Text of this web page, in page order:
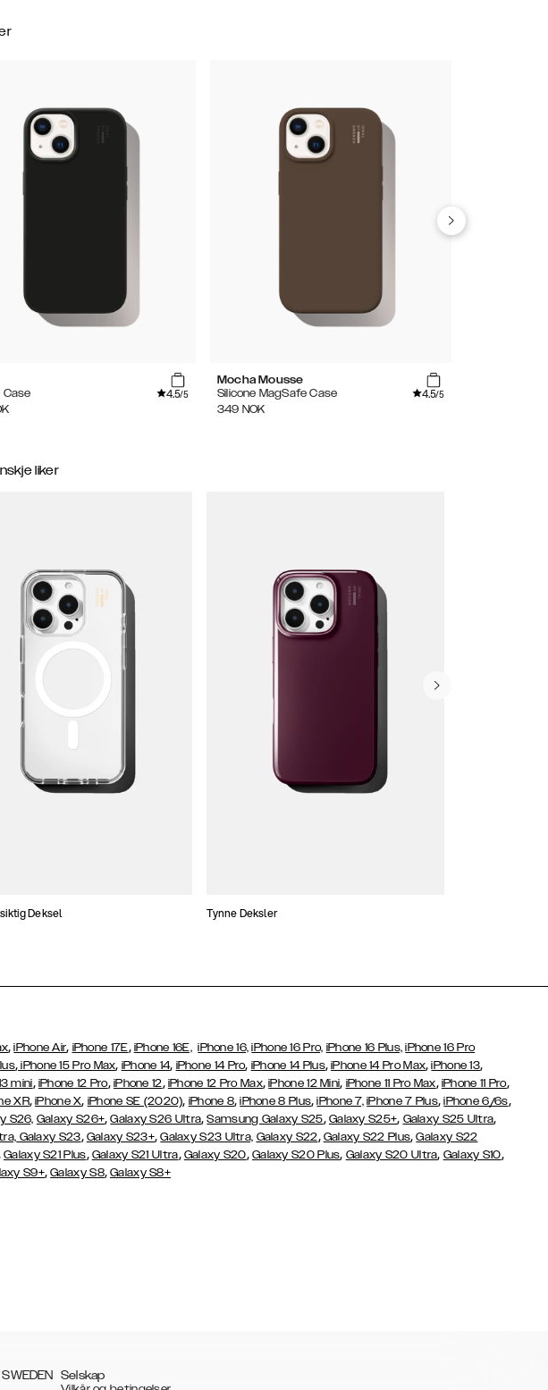
Case
4.5/5
Mocha Mousse
Silicone MagSafe Case
4.5/5
349 NOK
liker
Deksel Tynne Deksler
,iPhone Air, iPhone 17E, iPhone 16E, iPhone 16, iPhone 16 Pro, iPhone 16 Plus, iPhone 16 Pro
, iPhone 15 Pro Max, iPhone 14, iPhone 14 Pro, iPhone 14 Plus,iPhone 14 Pro Max,iPhone 13,
mini, iPhone 12 Pro, iPhone 12, iPhone 12 Pro Max,iPhone 12 Mini, iPhone 11 Pro Max, iPhone 11 Pro,
XR,iPhone X, iPhone SE (2020), iPhone 8,iPhone 8 Plus,iPhone 7, iPhone 7 Plus,iPhone 6/6s,
S26, Galaxy S26+,Galaxy S26 Ultra,Samsung Galaxy S25, Galaxy S25+, Galaxy S25 Ultra,
Galaxy S23, Galaxy S23+,Galaxy S23 Ultra, Galaxy S22, Galaxy S22 Plus,Galaxy S22
Galaxy S21 Plus, Galaxy S21 Ultra, Galaxy S20, Galaxy S20 Plus, Galaxy S20 Ultra, Galaxy S10,
S9+,Galaxy S8,Galaxy S8+
Selskap